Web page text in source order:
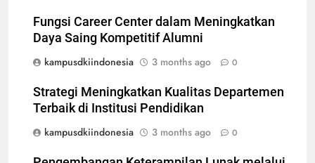
Fungsi Career Center dalam Meningkatkan
Daya Saing Kompetitif Alumni
kampusdkiindonesia
3 months ago 0
Strategi Meningkatkan Kualitas Departemen
Terbaik di Institusi Pendidikan
kampusdkiindonesia
3 months ago 0